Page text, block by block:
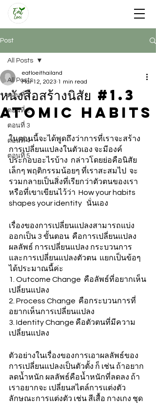
Post
All Posts
ตอนที่ 1
ตอนที่ 2
ตอนที่ 3
ตอนที่ 4
ตอนที่ 5
All Posts
หนังสือสร้างนิสัย #1.3
Atomic Habits
eatloeithailand
Mar 12, 2023 1 min read
ในตอนนี้จะได้พูดถึงว่าการที่เราจะสร้าง
การเปลี่ยนแปลงในตัวเอง จะมีองค์
ประกอบอะไรบ้าง  กล่าวโดยย่อคือนิสัย
เล็กๆ พฤติกรรมน้อยๆ ที่เราสะสมไป  จะ
รวมกลายเป็นสิ่งที่เรียกว่าตัวตนของเรา
หรือที่เขาเขียนไว้ว่า  How your habits
shapes your identity   นั่นเอง
เรื่องของการเปลี่ยนแปลงสามารถแบ่ง
ออกเป็น 3 ขั้นตอน  คือการเปลี่ยนแปลง
ผลลัพธ์ การเปลี่ยนแปลง กระบวนการ
และการเปลี่ยนแปลงตัวตน  แยกเป็นข้อๆ
ได้ประมาณนี้ค่ะ
1. Outcome Change  คือลัพธ์ที่อยากเห็น
เปลี่ยนแปลง
2. Process Change  คือกระบวนการที่
อยากเห็นการเปลี่ยนแปลง
3. Identity Change คือตัวตนที่มีความ
เปลี่ยนแปลง
ตัวอย่างในเรื่องของการเอาผลลัพธ์ของ
การเปลี่ยนแปลงเป็นตัวตั้ง ก็ เช่น ถ้าอยาก
ลดน้ำหนัก ผลลัพธ์คือน้ำหนักที่ลดลง ถ้า
เราอยากจะ เปลี่ยนสไตล์การแต่งตัว
ลักษณะการแต่งตัว เช่น สีเสื้อ กางเกง ชุด